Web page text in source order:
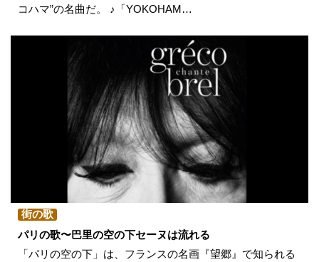
コハマ”の名曲だ。 ♪「YOKOHAM…
街の歌
パリの歌〜巴里の空の下セーヌは流れる
「パリの空の下」は、フランスの名画『望郷』で知られる